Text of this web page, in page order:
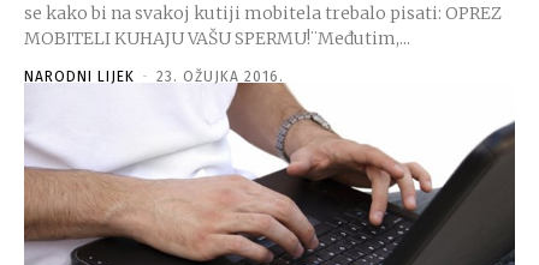
se kako bi na svakoj kutiji mobitela trebalo pisati: OPREZ
MOBITELI KUHAJU VAŠU SPERMU!¨Međutim,...
NARODNI LIJEK - 23. OŽUJKA 2016.